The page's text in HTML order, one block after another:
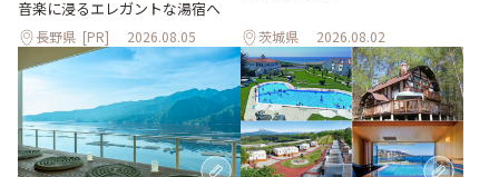
音楽に浸るエレガントな湯宿へ
長野県 [PR] 2026.08.05 茨城県 2026.08.02